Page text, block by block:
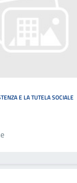
E LA TUTELA SOCIALE